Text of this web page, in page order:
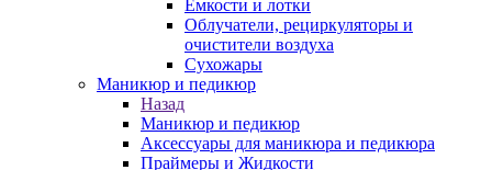
Емкости и лотки
Облучатели, рециркуляторы и
очистители воздуха
Сухожары
Маникюр и педикюр
Назад
Маникюр и педикюр
Аксессуары для маникюра и педикюра
Праймеры и Жидкости